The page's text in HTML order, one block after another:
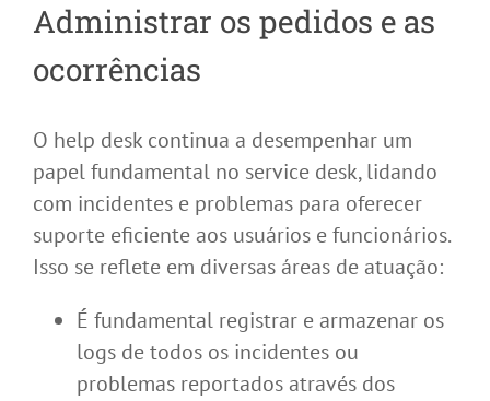
Administrar os pedidos e as
ocorrências
O help desk continua a desempenhar um
papel fundamental no service desk, lidando
com incidentes e problemas para oferecer
suporte eficiente aos usuários e funcionários.
Isso se reflete em diversas áreas de atuação:
É fundamental registrar e armazenar os
logs de todos os incidentes ou
problemas reportados através dos